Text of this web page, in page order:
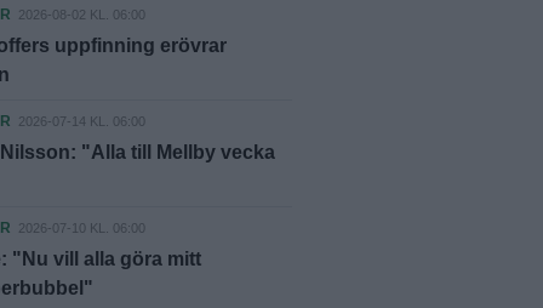
2026-08-02 KL. 06:00
uppfinning erövrar
2026-07-14 KL. 06:00
"Alla till Mellby vecka
2026-07-10 KL. 06:00
"Nu vill alla göra mitt